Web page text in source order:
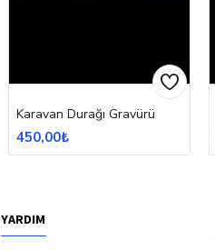
Karavan Durağı Gravürü
450,00₺
YARDIM